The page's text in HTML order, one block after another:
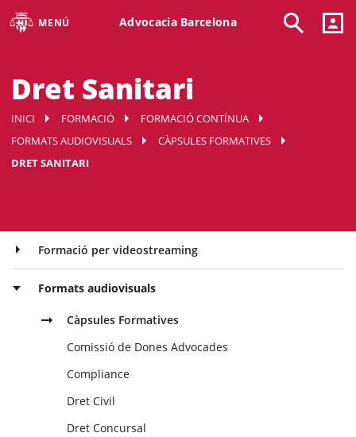
MENÚ Advocacia Barcelona
Dret Sanitari
INICI FORMACIÓ
FORMACIÓ CONTÍNUA
FORMATS AUDIOVISUALS
CÀPSULES FORMATIVES
DRET SANITARI
Formació per videostreaming
Formats audiovisuals
Càpsules Formatives
Comissió de Dones Advocades
Compliance
Dret Civil
Dret Concursal